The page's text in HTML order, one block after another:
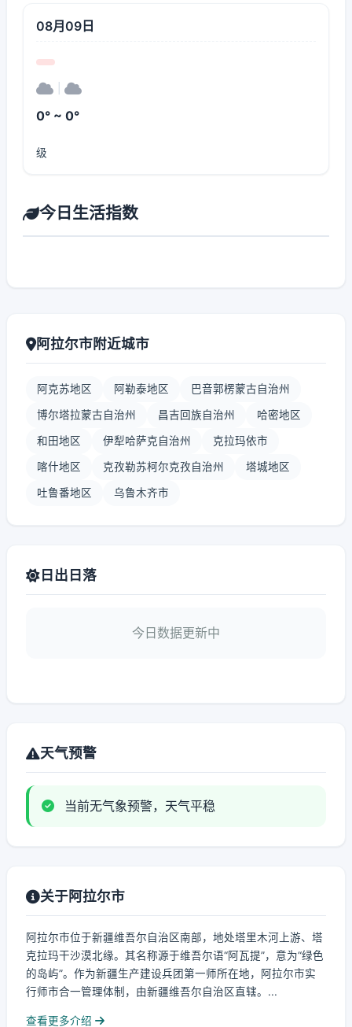
08月09日
0° ~ 0°
级
今日生活指数
阿拉尔市附近城市
阿克苏地区 阿勒泰地区 巴音郭楞蒙古自治州
博尔塔拉蒙古自治州 昌吉回族自治州 哈密地区
和田地区 伊犁哈萨克自治州 克拉玛依市
喀什地区 克孜勒苏柯尔克孜自治州 塔城地区
吐鲁番地区 乌鲁木齐市
日出日落
今日数据更新中
天气预警
当前无气象预警，天气平稳
关于阿拉尔市
阿拉尔市位于新疆维吾尔自治区南部，地处塔里木河上游、塔
克拉玛干沙漠北缘。其名称源于维吾尔语“阿瓦提”，意为“绿色
的岛屿”。作为新疆生产建设兵团第一师所在地，阿拉尔市实
行师市合一管理体制，由新疆维吾尔自治区直辖。...
查看更多介绍